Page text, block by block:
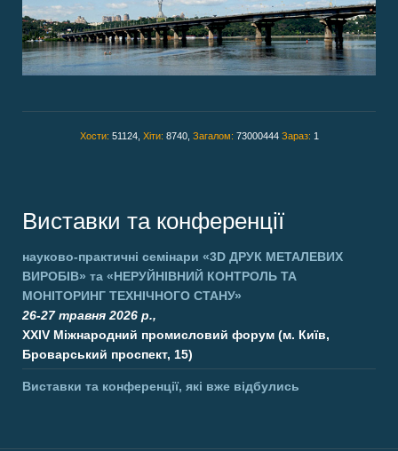
Хости: 51124, Хіти: 8740, Загалом: 73000444 Зараз: 1
Виставки та конференції
науково-практичні семінари «3D ДРУК МЕТАЛЕВИХ
ВИРОБІВ» та «НЕРУЙНІВНИЙ КОНТРОЛЬ ТА
МОНІТОРИНГ ТЕХНІЧНОГО СТАНУ»
26-27 травня 2026 р.,
XXIV Міжнародний промисловий форум (м. Київ,
Броварський проспект, 15)
Виставки та конференції, які вже відбулись